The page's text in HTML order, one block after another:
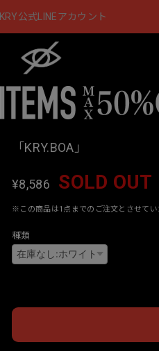
KRY公式LINEアカウント
「KRY.BOA」
¥8,586 SOLD OUT
※この商品は1点までのご注文とさせてい
種類